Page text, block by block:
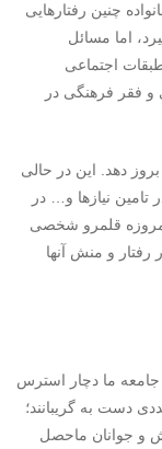
چنین رفتارهایی
اما مسائل
اجتماعی
فقر فرهنگی در
دهد. این در حالی
نیازها و… در
قلمرو شخصی
و منش آنها
جامعه ما دچار استرس
دست به گریبانند؛
و جوانان ماحصل